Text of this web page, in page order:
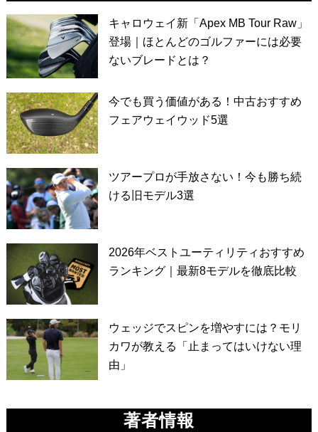
キャロウェイ新「Apex MB Tour Raw」
登場｜ほとんどのゴルファーには必要
ないブレードとは？
今でも買う価値がある！中古おすすめ
フェアウェイウッド5選
ツアープロが手放さない！今も勝ち続
ける旧モデル3選
2026年ベストユーティリティおすすめ
ランキング｜最新8モデルを徹底比較
ウェッジでスピンを増やすには？モリ
カワが教える「止まってはいけない理
由」
著者情報